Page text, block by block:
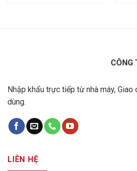
CÔNG
Nhập khẩu trực tiếp từ nhà máy,
dùng.
LIÊN HỆ